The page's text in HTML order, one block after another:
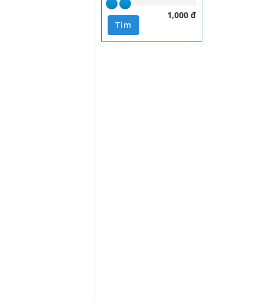
1,000 đ
Tìm